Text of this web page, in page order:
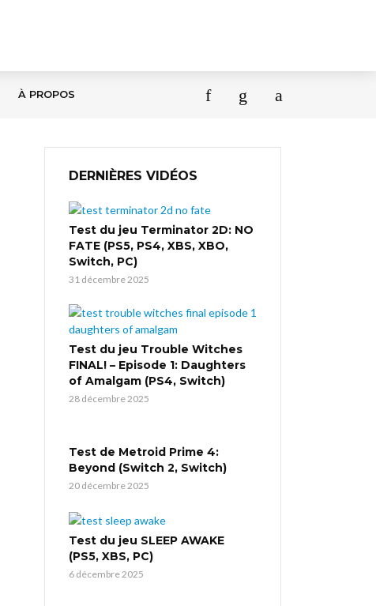
À PROPOS
DERNIÈRES VIDÉOS
Test du jeu Terminator 2D: NO
FATE (PS5, PS4, XBS, XBO,
Switch, PC)
31 décembre 2025
Test du jeu Trouble Witches
FINAL! – Episode 1: Daughters
of Amalgam (PS4, Switch)
28 décembre 2025
Test de Metroid Prime 4:
Beyond (Switch 2, Switch)
20 décembre 2025
Test du jeu SLEEP AWAKE
(PS5, XBS, PC)
6 décembre 2025